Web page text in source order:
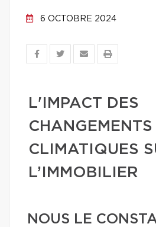
6 OCTOBRE 2024
L'IMPACT DES
CHANGEMENTS
CLIMATIQUES
L’IMMOBILIER
NOUS LE